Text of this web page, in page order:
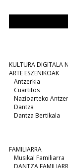
KULTURA DIGITALA
ARTE ESZENIKOAK
Antzerkia
Cuartitos
Nazioarteko
Dantza
Dantza Bertikala
FAMILIARRA
Musikal Familiarra